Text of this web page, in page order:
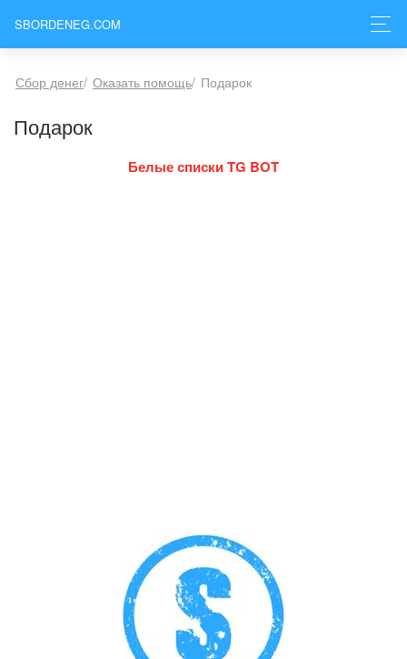
SBORDENEG.COM
Сбор денег/ Оказать помощь/ Подарок
Подарок
Белые списки TG BOT